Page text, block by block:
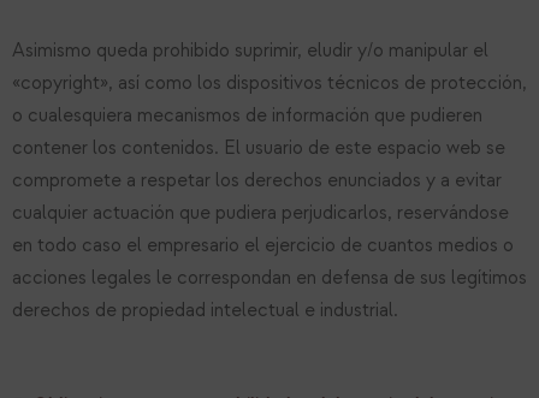
Asimismo queda prohibido suprimir, eludir y/o manipular el
«copyright», así como los dispositivos técnicos de protección,
o cualesquiera mecanismos de información que pudieren
contener los contenidos. El usuario de este espacio web se
compromete a respetar los derechos enunciados y a evitar
cualquier actuación que pudiera perjudicarlos, reservándose
en todo caso el empresario el ejercicio de cuantos medios o
acciones legales le correspondan en defensa de sus legítimos
derechos de propiedad intelectual e industrial.